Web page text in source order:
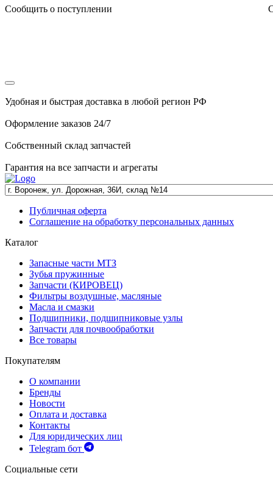
Сообщить о поступлении
Удобная и быстрая доставка в любой регион РФ
Оформление заказов 24/7
Собственный склад запчастей
Гарантия на все запчасти и агрегаты
Публичная оферта
Соглашение на обработку персональных данных
Каталог
Запасные части МТЗ
Зубья пружинные
Запчасти (КИРОВЕЦ)
Фильтры воздушные, масляные
Масла и смазки
Подшипники, подшипниковые узлы
Запчасти для почвообработки
Все товары
Покупателям
О компании
Бренды
Новости
Оплата и доставка
Контакты
Для юридических лиц
Telegram бот
Социальные сети